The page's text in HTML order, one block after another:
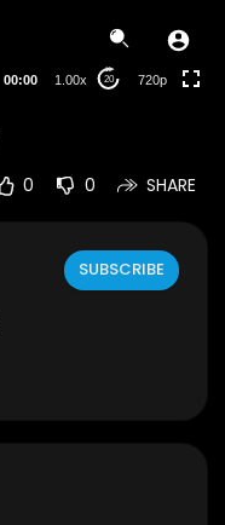
00:00 1.00x 20 720p
0 0 SHARE
SUBSCRIBE